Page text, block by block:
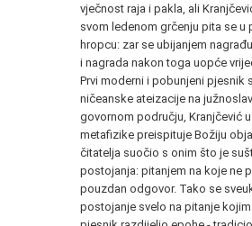
vječnost raja i pakla, ali
svom ledenom grčenju pita se u
hropcu: zar se ubijanjem
i nagrada nakon toga uopće
Prvi moderni i pobunjeni pjesnik
ničeanske ateizacije na
govornom području, Kranjčević
metafizike preispituje Božiju
čitatelja suočio s onim što je
postojanja: pitanjem na koje ne
pouzdan odgovor. Tako se
postojanje svelo na pitanje kojim